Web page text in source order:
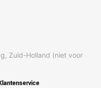
Zuid-Holland (niet voor